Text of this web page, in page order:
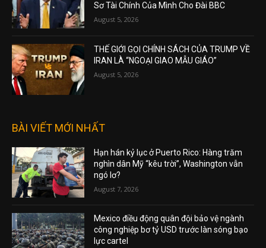
Sơ Tài Chính Của Mình Cho Đài BBC
August 5, 2026
THẾ GIỚI GỌI CHÍNH SÁCH CỦA TRUMP VỀ
IRAN LÀ “NGOẠI GIAO MẪU GIÁO”
August 5, 2026
BÀI VIẾT MỚI NHẤT
Hạn hán kỷ lục ở Puerto Rico: Hàng trăm
nghìn dân Mỹ “kêu trời”, Washington vẫn
ngó lơ?
August 7, 2026
Mexico điều động quân đội bảo vệ ngành
công nghiệp bơ tỷ USD trước làn sóng bạo
lực cartel